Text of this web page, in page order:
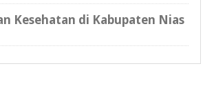
Kesehatan di Kabupaten Nias